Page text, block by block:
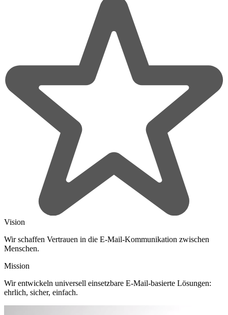
Vision
Wir schaffen Vertrauen in die E-Mail-Kommunikation zwischen
Menschen.
Mission
Wir entwickeln universell einsetzbare E-Mail-basierte Lösungen:
ehrlich, sicher, einfach.